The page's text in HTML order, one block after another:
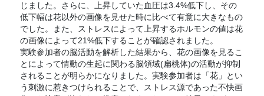
じました。さらに、上昇していた血圧は3.4%低下し、その
低下幅は花以外の画像を見せた時に比べて有意に大きなもの
でした。また、ストレスによって上昇するホルモンの値は花
の画像によって21%低下することが確認されました。
実験参加者の脳活動を解析した結果から、花の画像を見るこ
とによって情動の生起に関わる脳領域(扁桃体)の活動が抑制
されることが明らかになりました。実験参加者は「花」とい
う刺激に惹きつけられることで、ストレス源であった不快画